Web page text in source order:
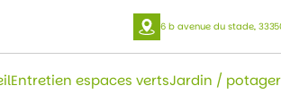
6 b avenue du stade,
Entretien espaces vertsJardin / potager